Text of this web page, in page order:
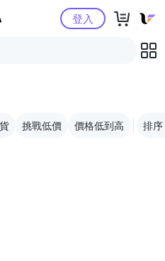
Yahoo購物中心登入
挑戰低價 價格低到高 排序